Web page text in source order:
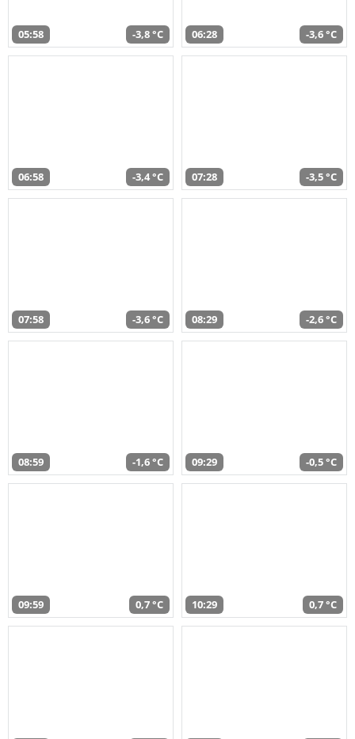
05:58 -3,8 °C 06:28 -3,6 °C
06:58 -3,4 °C 07:28 -3,5 °C
07:58 -3,6 °C 08:29 -2,6 °C
08:59 -1,6 °C 09:29 -0,5 °C
09:59 0,7 °C 10:29 0,7 °C